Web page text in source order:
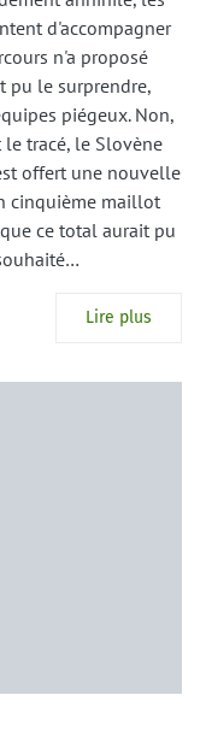
d'accompagner
n'a proposé
pu le surprendre,
piégeux. Non,
tracé, le Slovène
offert une nouvelle
cinquième maillot
ce total aurait pu
Lire plus